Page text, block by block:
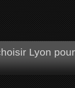
Lyon